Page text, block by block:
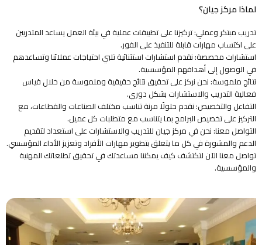
لماذا مركز جيان؟
تدريب مبتكر وعملي: تركيزنا على تطبيقات عملية في بيئة العمل يساعد المتدربين
على اكتساب مهارات قابلة للتنفيذ على الفور.
استشارات مخصصة: نقدم استشارات استثنائية تلبي احتياجات عملائنا وتساعدهم
في الوصول إلى أهدافهم المؤسسية.
نتائج ملموسة: نحن نركز على تحقيق نتائج حقيقية وملموسة من خلال قياس
فعالية التدريب والاستشارات بشكل دوري.
التفاعل والتخصيص: نقدم حلولًا مرنة تناسب مختلف الصناعات والقطاعات، مع
التركيز على تخصيص البرامج بما يتناسب مع متطلبات كل عميل.
التواصل معنا: نحن في مركز جيان للتدريب والاستشارات على استعداد لتقديم
الدعم والمشورة في كل ما يتعلق بتطوير مهارات الأفراد وتعزيز الأداء المؤسسي.
تواصل معنا الآن لتكتشف كيف يمكننا مساعدتك في تحقيق تطلعاتك المهنية
والمؤسسية.